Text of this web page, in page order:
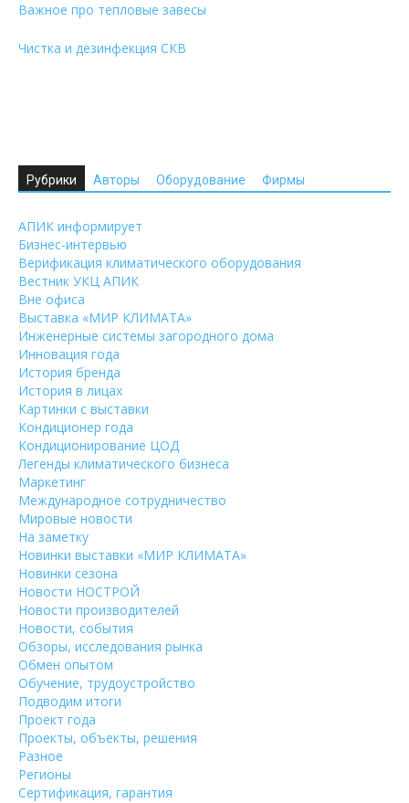
Важное про тепловые завесы
Чистка и дезинфекция СКВ
Рубрики Авторы Оборудование Фирмы
АПИК информирует
Бизнес-интервью
Верификация климатического оборудования
Вестник УКЦ АПИК
Вне офиса
Выставка «МИР КЛИМАТА»
Инженерные системы загородного дома
Инновация года
История бренда
История в лицах
Картинки с выставки
Кондиционер года
Кондиционирование ЦОД
Легенды климатического бизнеса
Маркетинг
Международное сотрудничество
Мировые новости
На заметку
Новинки выставки «МИР КЛИМАТА»
Новинки сезона
Новости НОСТРОЙ
Новости производителей
Новости, события
Обзоры, исследования рынка
Обмен опытом
Обучение, трудоустройство
Подводим итоги
Проект года
Проекты, объекты, решения
Разное
Регионы
Сертификация, гарантия